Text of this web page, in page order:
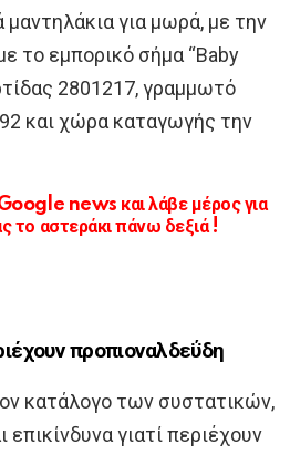
μαντηλάκια για μωρά, με την
το εμπορικό σήμα “Baby
2801217, γραμμωτό
και χώρα καταγωγής την
news και λάβε μέρος για
αστεράκι πάνω δεξιά !
προπιοναλδεΰδη
κατάλογο των συστατικών,
γιατί περιέχουν